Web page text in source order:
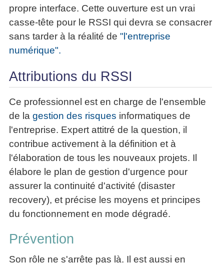
propre interface. Cette ouverture est un vrai
casse-tête pour le RSSI qui devra se consacrer
sans tarder à la réalité de "l'entreprise
numérique".
Attributions du RSSI
Ce professionnel est en charge de l'ensemble
de la gestion des risques informatiques de
l'entreprise. Expert attitré de la question, il
contribue activement à la définition et à
l'élaboration de tous les nouveaux projets. Il
élabore le plan de gestion d'urgence pour
assurer la continuité d'activité (disaster
recovery), et précise les moyens et principes
du fonctionnement en mode dégradé.
Prévention
Son rôle ne s'arrête pas là. Il est aussi en